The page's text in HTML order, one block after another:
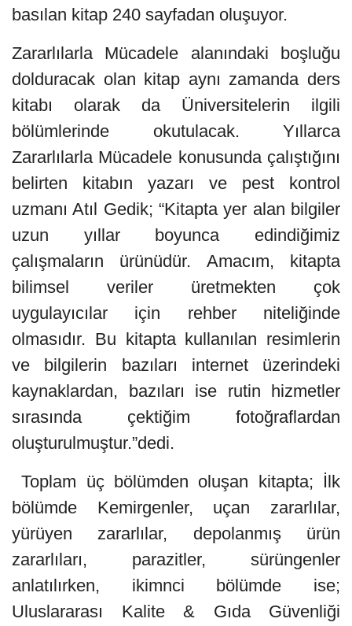
basılan kitap 240 sayfadan oluşuyor.
Zararlılarla Mücadele alanındaki boşluğu
dolduracak olan kitap aynı zamanda ders
kitabı olarak da Üniversitelerin ilgili
bölümlerinde okutulacak. Yıllarca
Zararlılarla Mücadele konusunda çalıştığını
belirten kitabın yazarı ve pest kontrol
uzmanı Atıl Gedik; “Kitapta yer alan bilgiler
uzun yıllar boyunca edindiğimiz
çalışmaların ürünüdür. Amacım, kitapta
bilimsel veriler üretmekten çok
uygulayıcılar için rehber niteliğinde
olmasıdır. Bu kitapta kullanılan resimlerin
ve bilgilerin bazıları internet üzerindeki
kaynaklardan, bazıları ise rutin hizmetler
sırasında çektiğim fotoğraflardan
oluşturulmuştur.”dedi.
Toplam üç bölümden oluşan kitapta; İlk
bölümde Kemirgenler, uçan zararlılar,
yürüyen zararlılar, depolanmış ürün
zararlıları, parazitler, sürüngenler
anlatılırken, ikimnci bölümde ise;
Uluslararası Kalite & Gıda Güvenliği